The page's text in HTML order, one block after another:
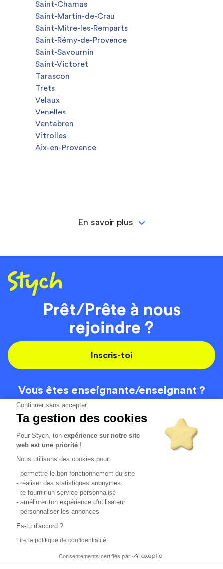
Continuer sans accepter
Ta gestion des cookies
Pour Stych, tonexpérience sur notre site
web est une priorité !
Nous utilisons des cookies pour:
- permettre le bon fonctionnement du site
- réaliser des statistiques anonymes
- te fournir un service personnalisé
- améliorer ton expérience d'utilisateur
- personnaliser les annonces
Es-tu d'accord ?
Lire la politique de confidentialité
Consentements certifiés par
Saint-Chamas
Saint-Martin-de-Crau
Saint-Mitre-les-Remparts
Saint-Rémy-de-Provence
Saint-Savournin
Saint-Victoret
Tarascon
Trets
Velaux
Venelles
Ventabren
Vitrolles
Aix-en-Provence
En savoir plus
Prêt/Prête à nous
rejoindre ?
Inscris-toi
Vous êtes enseignante/enseignant ?
On recrute
Code de la route
Localisation
Contact
Tous les avis clients4.6/5 (51148 avis publiés)
Comment sont calculés nos taux de réussite ?
passé leur examen une ou deux fois au cours des 12 derniers